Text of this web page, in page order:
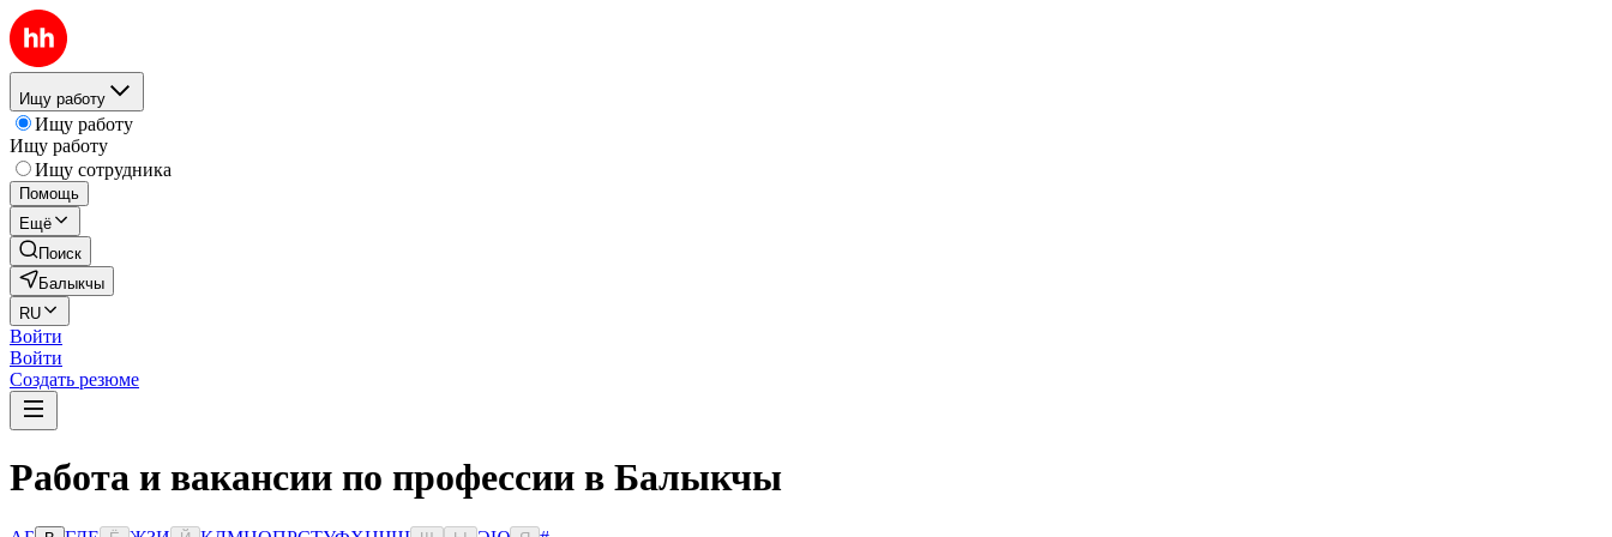
Ищу работу
Ищу работу
Ищу работу
Ищу сотрудника
Помощь
Ещё
Поиск
Балыкчы
RU
Войти
Войти
Создать резюме
Работа и вакансии по профессии в Балыкчы